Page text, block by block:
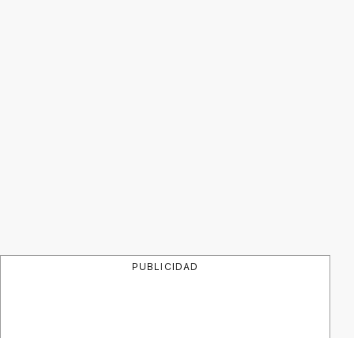
PUBLICIDAD